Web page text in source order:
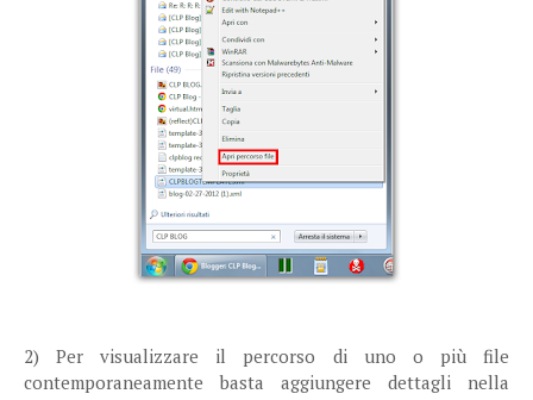
2) Per visualizzare il percorso di uno o più file
contemporaneamente basta aggiungere dettagli nella